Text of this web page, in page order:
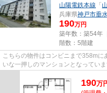
山陽電鉄本線 「
兵庫県神戸市垂
190万円
築年数：築54年
階数：5階建
こちらの物件はコンビニまで358m
いな一押しのマンションとなってい
190万